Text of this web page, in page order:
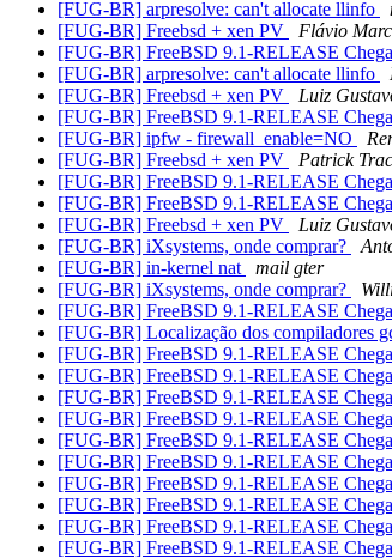
[FUG-BR] arpresolve: can't allocate llinfo
[FUG-BR] Freebsd + xen PV
Flávio
[FUG-BR] FreeBSD 9.1-RELEASE
[FUG-BR] arpresolve: can't allocate llinfo
[FUG-BR] Freebsd + xen PV
Luiz
[FUG-BR] FreeBSD 9.1-RELEASE
[FUG-BR] ipfw - firewall_enable=NO
[FUG-BR] Freebsd + xen PV
Patrick
[FUG-BR] FreeBSD 9.1-RELEASE
[FUG-BR] FreeBSD 9.1-RELEASE
[FUG-BR] Freebsd + xen PV
Luiz
[FUG-BR] iXsystems, onde comprar?
[FUG-BR] in-kernel nat
mail gter
[FUG-BR] iXsystems, onde comprar?
[FUG-BR] FreeBSD 9.1-RELEASE
[FUG-BR] Localização dos compiladores
[FUG-BR] FreeBSD 9.1-RELEASE
[FUG-BR] FreeBSD 9.1-RELEASE
[FUG-BR] FreeBSD 9.1-RELEASE
[FUG-BR] FreeBSD 9.1-RELEASE
[FUG-BR] FreeBSD 9.1-RELEASE
[FUG-BR] FreeBSD 9.1-RELEASE
[FUG-BR] FreeBSD 9.1-RELEASE
[FUG-BR] FreeBSD 9.1-RELEASE
[FUG-BR] FreeBSD 9.1-RELEASE
[FUG-BR] FreeBSD 9.1-RELEASE